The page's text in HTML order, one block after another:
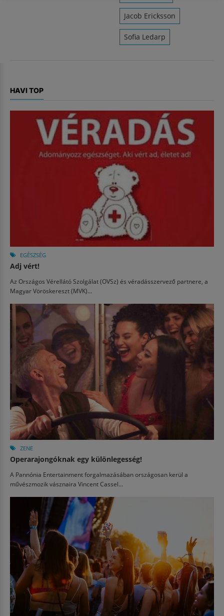
Jacob Ericksson
Sofia Ledarp
HAVI TOP
EGÉSZSÉG
Adj vért!
Az Országos Vérellátó Szolgálat (OVSz) és véradásszervező partnere, a
Magyar Vöröskereszt (MVK)...
ZENE
Operarajongóknak egy különlegesség!
A Pannónia Entertainment forgalmazásában országosan kerül a
művészmozik vásznaira Vincent Cassel...